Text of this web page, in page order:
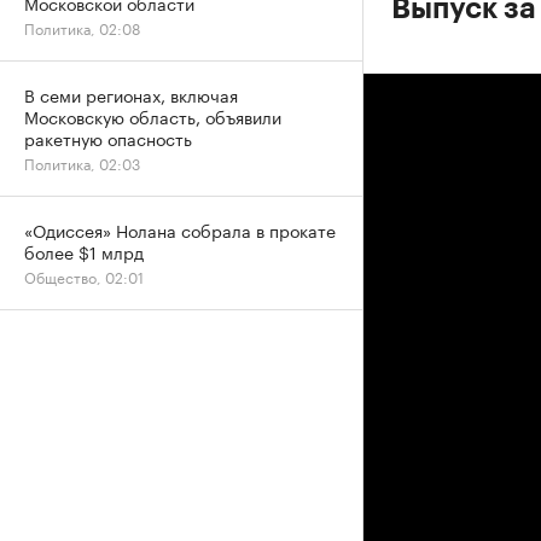
Выпуск
Политика, 02:08
В семи регионах, включая
Московскую область, объявили
ракетную опасность
Политика, 02:03
«Одиссея» Нолана собрала в прокате
более $1 млрд
Общество, 02:01